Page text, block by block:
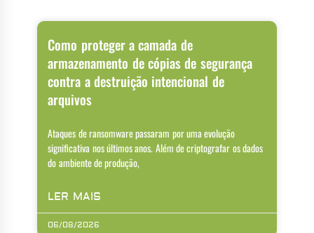
Como proteger a camada de
armazenamento de cópias de segurança
contra a destruição intencional de
arquivos
Ataques de ransomware passaram por uma evolução
significativa nos últimos anos. Além de criptografar os dados
do ambiente de produção,
LER MAIS
06/08/2026